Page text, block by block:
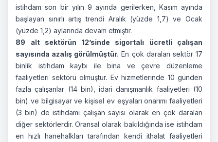
istihdam son bir yılın 9 ayında gerilerken, Kasım ayında
başlayan sınırlı artış trendi Aralık (yüzde 1,7) ve Ocak
(yüzde 1,2) aylarında devam etmiştir.
89 alt sektörün 12’sinde sigortalı ücretli çalışan
sayısında azalış görülmüştür. En çok daralan sektör 17
binlik istihdam kaybı ile bina ve çevre düzenleme
faaliyetleri sektörü olmuştur. Ev hizmetlerinde 10 günden
fazla çalışanlar (14 bin), idari danışmanlık faaliyetleri (10
bin) ve bilgisayar ve kişisel ev eşyaları onarımı faaliyetleri
(3 bin) de istihdamı çalışan sayısı olarak en çok daralan
diğer sektörlerdir. Oransal olarak bakıldığında ise istihdam
en hızlı hanehalkları tarafından kendi ithalat faaliyetleri